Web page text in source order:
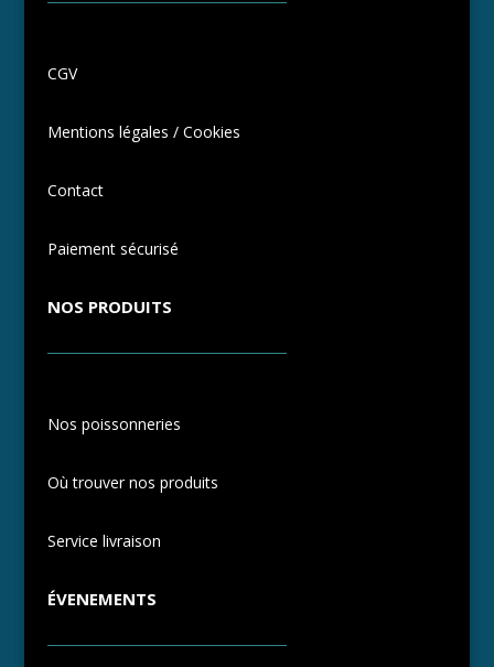
CGV
Mentions légales / Cookies
Contact
Paiement sécurisé
NOS PRODUITS
Nos poissonneries
Où trouver nos produits
Service livraison
ÉVENEMENTS